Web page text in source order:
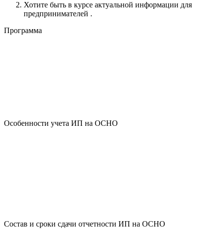
Хотите быть в курсе актуальной информации для
предпринимателей .
Программа
Особенности учета ИП на ОСНО
Состав и сроки сдачи отчетности ИП на ОСНО